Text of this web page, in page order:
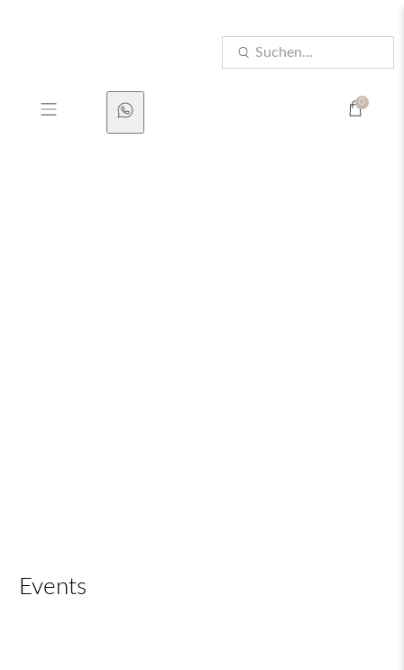
haben uns leider nicht erreicht. Bitte kontaktiere uns
bei Bedarf erneut.
Suchen...
0
Events